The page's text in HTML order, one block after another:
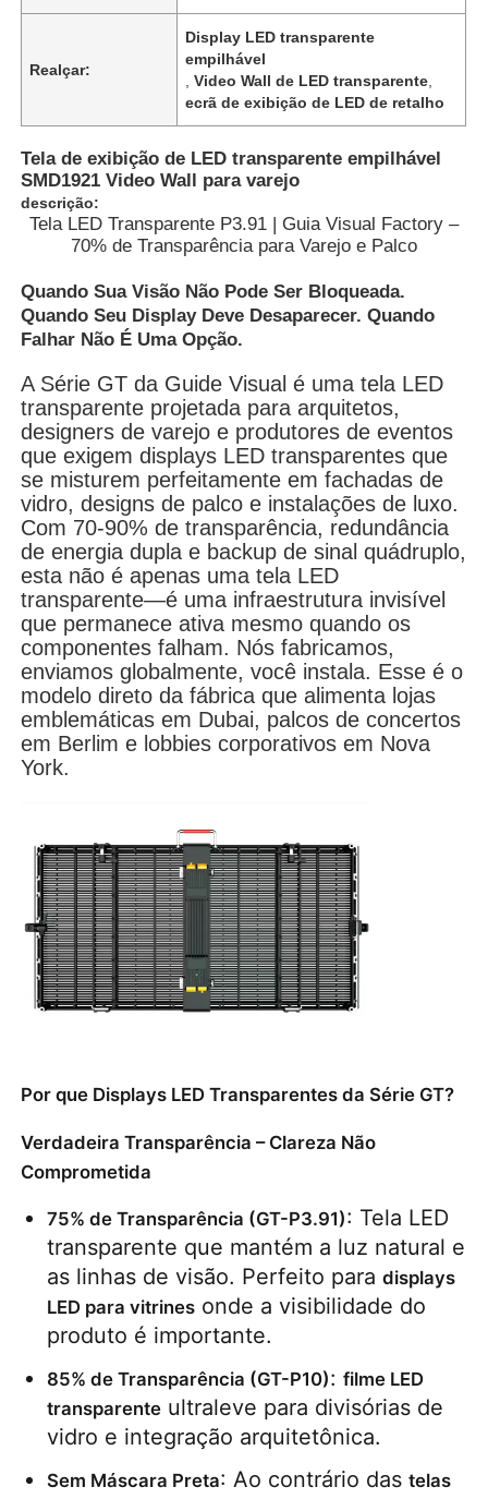
Para casa
Produtos
Vídeos
Espetáculo VR
Sobre nós
Visita à Fábrica
Contacte-nos
Notícias
Casos
Vídeo Wall Display de LED
Tela da tela LED
Tela do diodo emissor de luz do concerto
Aluguer de ecrãs de LED
Parede de vídeo led de cobra
Exibição de LED transparente
Realçar:
Display LED transparente
empilhável
,Video Wall de LED transparente
ecrã de exibição de LED de retalho
Tela de exibição de LED transparente empilhável
SMD1921 Video Wall para varejo
descrição:
Tela LED Transparente P3.91 | Guia Visual Factory –
70% de Transparência para Varejo e Palco
Quando Sua Visão Não Pode Ser Bloqueada.
Quando Seu Display Deve Desaparecer. Quando
Falhar Não É Uma Opção.
A Série GT da Guide Visual é uma tela LED
transparente projetada para arquitetos,
designers de varejo e produtores de eventos
que exigem displays LED transparentes que
se misturem perfeitamente em fachadas de
vidro, designs de palco e instalações de luxo.
Com 70-90% de transparência, redundância
de energia dupla e backup de sinal quádruplo,
esta não é apenas uma tela LED
transparente—é uma infraestrutura invisível
que permanece ativa mesmo quando os
componentes falham. Nós fabricamos,
enviamos globalmente, você instala. Esse é o
modelo direto da fábrica que alimenta lojas
emblemáticas em Dubai, palcos de concertos
em Berlim e lobbies corporativos em Nova
York.
Por que Displays LED Transparentes da Série GT?
Verdadeira Transparência – Clareza Não
Comprometida
75% de Transparência (GT-P3.91): Tela LED
transparente que mantém a luz natural e
as linhas de visão. Perfeito para displays
LED para vitrines onde a visibilidade do
produto é importante.
85% de Transparência (GT-P10): filme LED
transparente ultraleve para divisórias de
vidro e integração arquitetônica.
Sem Máscara Preta: Ao contrário das telas